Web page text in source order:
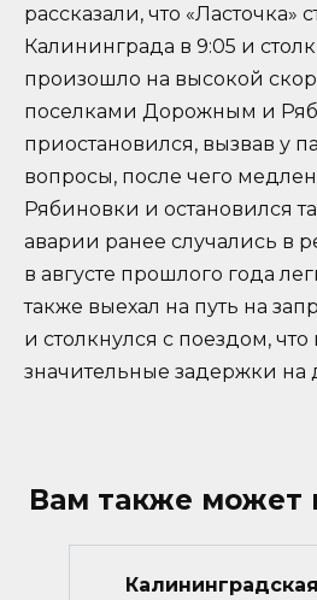
рассказали, что «Ласточка»
Калининграда в 9:05 и
произошло на высокой
поселками Дорожным и
приостановился, вызвав у
вопросы, после чего
Рябиновки и остановился
аварии ранее случались в
в августе прошлого года
также выехал на путь на
и столкнулся с поездом, что
значительные задержки на
Вам также может